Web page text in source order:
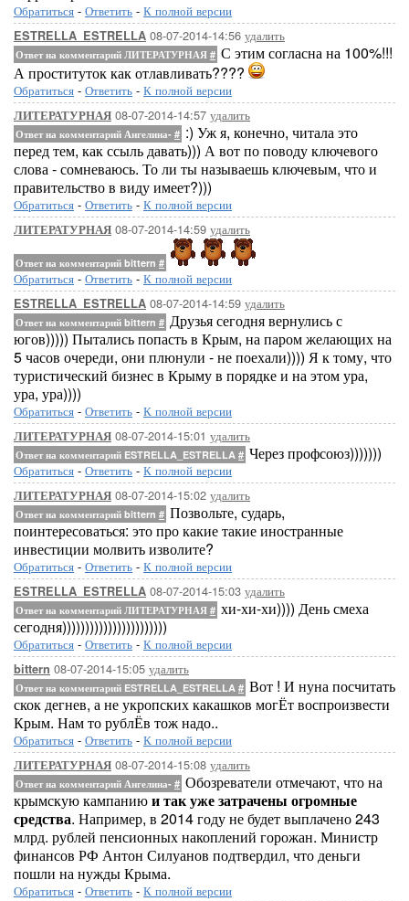
Обратиться - Ответить - К полной версии
ESTRELLA_ESTRELLA 08-07-2014-14:56 удалить
Ответ на комментарий ЛИТЕРАТУРНАЯ # С этим согласна на 100%!!!
А проституток как отлавливать????
Обратиться - Ответить - К полной версии
ЛИТЕРАТУРНАЯ 08-07-2014-14:57 удалить
Ответ на комментарий Ангелина- # :) Уж я, конечно, читала это
перед тем, как ссыль давать))) А вот по поводу ключевого
слова - сомневаюсь. То ли ты называешь ключевым, что и
правительство в виду имеет?)))
Обратиться - Ответить - К полной версии
ЛИТЕРАТУРНАЯ 08-07-2014-14:59 удалить
Ответ на комментарий bittern #
Обратиться - Ответить - К полной версии
ESTRELLA_ESTRELLA 08-07-2014-14:59 удалить
Ответ на комментарий bittern # Друзья сегодня вернулись с
югов))))) Пытались попасть в Крым, на паром желающих на
5 часов очереди, они плюнули - не поехали)))) Я к тому, что
туристический бизнес в Крыму в порядке и на этом ура,
ура, ура))))
Обратиться - Ответить - К полной версии
ЛИТЕРАТУРНАЯ 08-07-2014-15:01 удалить
Ответ на комментарий ESTRELLA_ESTRELLA # Через профсоюз)))))))
Обратиться - Ответить - К полной версии
ЛИТЕРАТУРНАЯ 08-07-2014-15:02 удалить
Ответ на комментарий bittern # Позвольте, сударь,
поинтересоваться: это про какие такие иностранные
инвестиции молвить изволите?
Обратиться - Ответить - К полной версии
ESTRELLA_ESTRELLA 08-07-2014-15:03 удалить
Ответ на комментарий ЛИТЕРАТУРНАЯ # хи-хи-хи)))) День смеха
сегодня)))))))))))))))))))))))
Обратиться - Ответить - К полной версии
bittern 08-07-2014-15:05 удалить
Ответ на комментарий ESTRELLA_ESTRELLA # Вот ! И нуна посчитать
скок дегнев, а не укропских какашков могЁт воспроизвести
Крым. Нам то рублЁв тож надо..
Обратиться - Ответить - К полной версии
ЛИТЕРАТУРНАЯ 08-07-2014-15:08 удалить
Ответ на комментарий Ангелина- # Обозреватели отмечают, что на
крымскую кампаниюи так уже затрачены огромные
средства. Например, в 2014 году не будет выплачено 243
млрд. рублей пенсионных накоплений горожан. Министр
финансов РФ Антон Силуанов подтвердил, что деньги
пошли на нужды Крыма.
Обратиться - Ответить - К полной версии